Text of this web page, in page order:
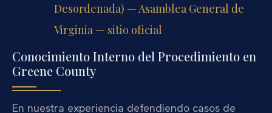
Desordenada) — Asamblea General de
Virginia — sitio oficial
Conocimiento Interno del Procedimiento en
Greene County
En nuestra experiencia defendiendo casos de